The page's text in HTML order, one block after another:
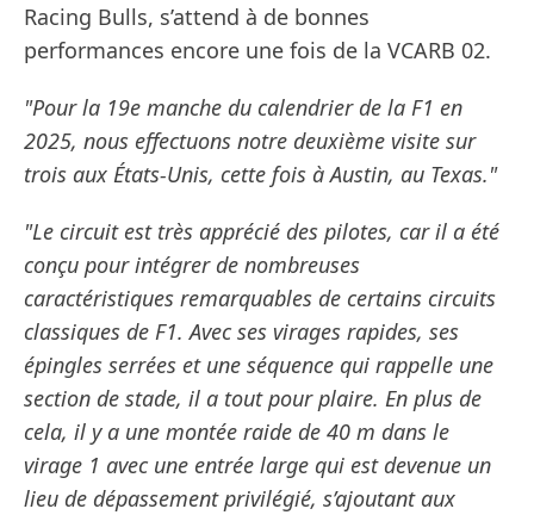
Racing Bulls, s’attend à de bonnes
performances encore une fois de la VCARB 02.
"Pour la 19e manche du calendrier de la F1 en
2025, nous effectuons notre deuxième visite sur
trois aux États-Unis, cette fois à Austin, au Texas."
"Le circuit est très apprécié des pilotes, car il a été
conçu pour intégrer de nombreuses
caractéristiques remarquables de certains circuits
classiques de F1. Avec ses virages rapides, ses
épingles serrées et une séquence qui rappelle une
section de stade, il a tout pour plaire. En plus de
cela, il y a une montée raide de 40 m dans le
virage 1 avec une entrée large qui est devenue un
lieu de dépassement privilégié, s’ajoutant aux